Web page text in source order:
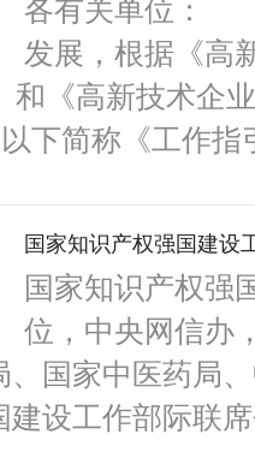
各有关单位：
发展，根据《高
和《高新技术企
以下简称《工作
国家知识产权强国建设
产权强国建设推进计划
国家知识产权强
位，中央网信办
国家中医药局
设工作部际联